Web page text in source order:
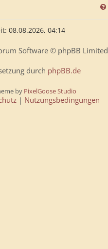
08.08.2026, 04:14
Software © phpBB Limited
durch phpBB.de
by PixelGoose Studio
| Nutzungsbedingungen